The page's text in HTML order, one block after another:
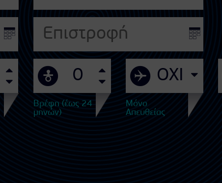
Βρέφη (έως 24
μηνών)
Μόνο
Απευθείας